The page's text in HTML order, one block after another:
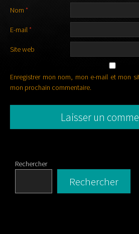
Nom *
E-mail*
Site web
Enregistrer mon nom, mon e-mail et mon
mon prochain commentaire.
Rechercher
Rechercher